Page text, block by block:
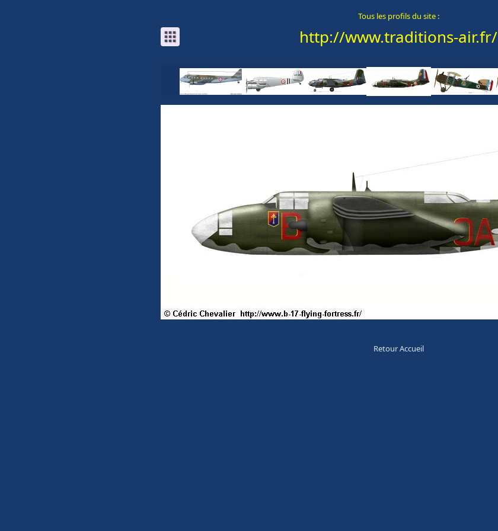
Tous les profils du site :
http://www.traditions-air.fr/
Retour Accueil